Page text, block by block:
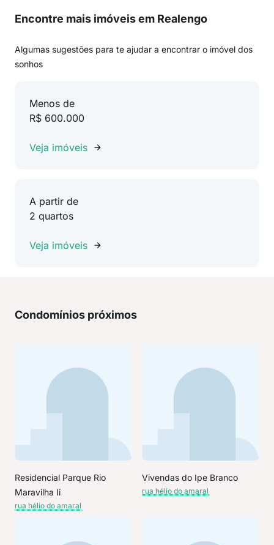
Encontre mais imóveis em Realengo
Algumas sugestões para te ajudar a encontrar o imóvel dos
sonhos
Menos de
R$ 600.000
Veja imóveis
A partir de
2 quartos
Veja imóveis
Condomínios próximos
Residencial Parque Rio
Maravilha Ii
rua hélio do amaral
Vivendas do Ipe Branco
rua hélio do amaral